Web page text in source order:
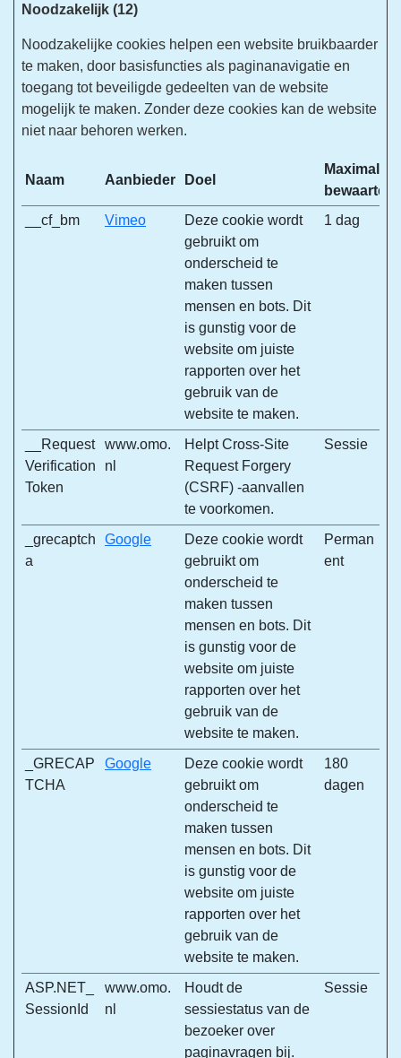
Noodzakelijk (12)
Noodzakelijke cookies helpen een website bruikbaarder
te maken, door basisfuncties als paginanavigatie en
toegang tot beveiligde gedeelten van de website
mogelijk te maken. Zonder deze cookies kan de website
niet naar behoren werken.
Naam Aanbieder Doel
Maximale
__cf_bm
Vimeo
Deze cookie wordt
gebruikt om
onderscheid te
maken tussen
mensen en bots. Dit
is gunstig voor de
website om juiste
rapporten over het
gebruik van de
website te maken.
1 dag
__Request
Verification
Token
www.omo.
nl
Helpt Cross-Site
Request Forgery
(CSRF) -aanvallen
te voorkomen.
Sessie
_grecaptch
a
Google
Deze cookie wordt
gebruikt om
onderscheid te
maken tussen
mensen en bots. Dit
is gunstig voor de
website om juiste
rapporten over het
gebruik van de
website te maken.
Perman
ent
_GRECAP
TCHA
Google
Deze cookie wordt
gebruikt om
onderscheid te
maken tussen
mensen en bots. Dit
is gunstig voor de
website om juiste
rapporten over het
gebruik van de
website te maken.
180
dagen
ASP.NET_
SessionId
www.omo.
nl
Houdt de
sessiestatus van de
bezoeker over
paginavragen bij.
Sessie